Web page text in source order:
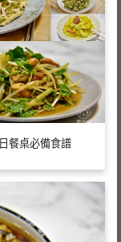
餐桌必備食譜